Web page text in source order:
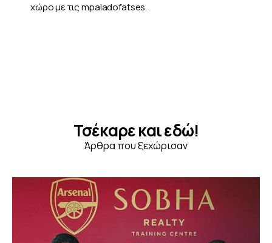
χώρο με τις mpaladofatses.
Τσέκαρε και εδώ!
Άρθρα που ξεχώρισαν